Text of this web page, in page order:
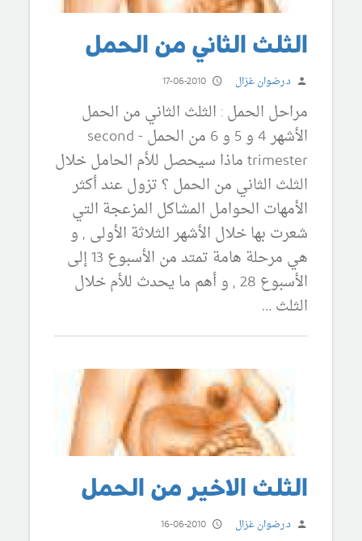
الثلث الثاني من الحمل
د.رضوان غزال 17-06-2010
مراحل الحمل : الثلث الثاني من الحمل
الأشهر 4 و 5 و 6 من الحمل - second
trimester ماذا سيحصل للأم الحامل خلال
الثلث الثاني من الحمل ؟ تزول عند أكثر
الأمهات الحوامل المشاكل المزعجة التي
شعرت بها خلال الأشهر الثلاثة الأولى , و
هي مرحلة هامة تمتد من الأسبوع 13 إلى
الأسبوع 28 , و أهم ما يحدث للأم خلال
الثلث …
الثلث الاخير من الحمل
د.رضوان غزال 16-06-2010